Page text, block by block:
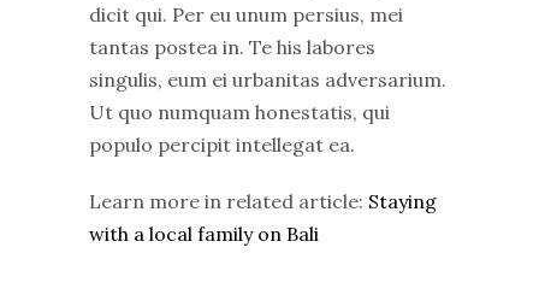
dicit qui. Per eu unum persius, mei
tantas postea in. Te his labores
singulis, eum ei urbanitas adversarium.
Ut quo numquam honestatis, qui
populo percipit intellegat ea.
Learn more in related article: Staying
with a local family on Bali